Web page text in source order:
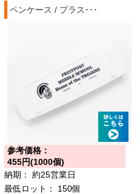
ペンケース / プラス･･･
参考価格：
455円(1000個)
納期：
約25営業日
最低ロット：
150個